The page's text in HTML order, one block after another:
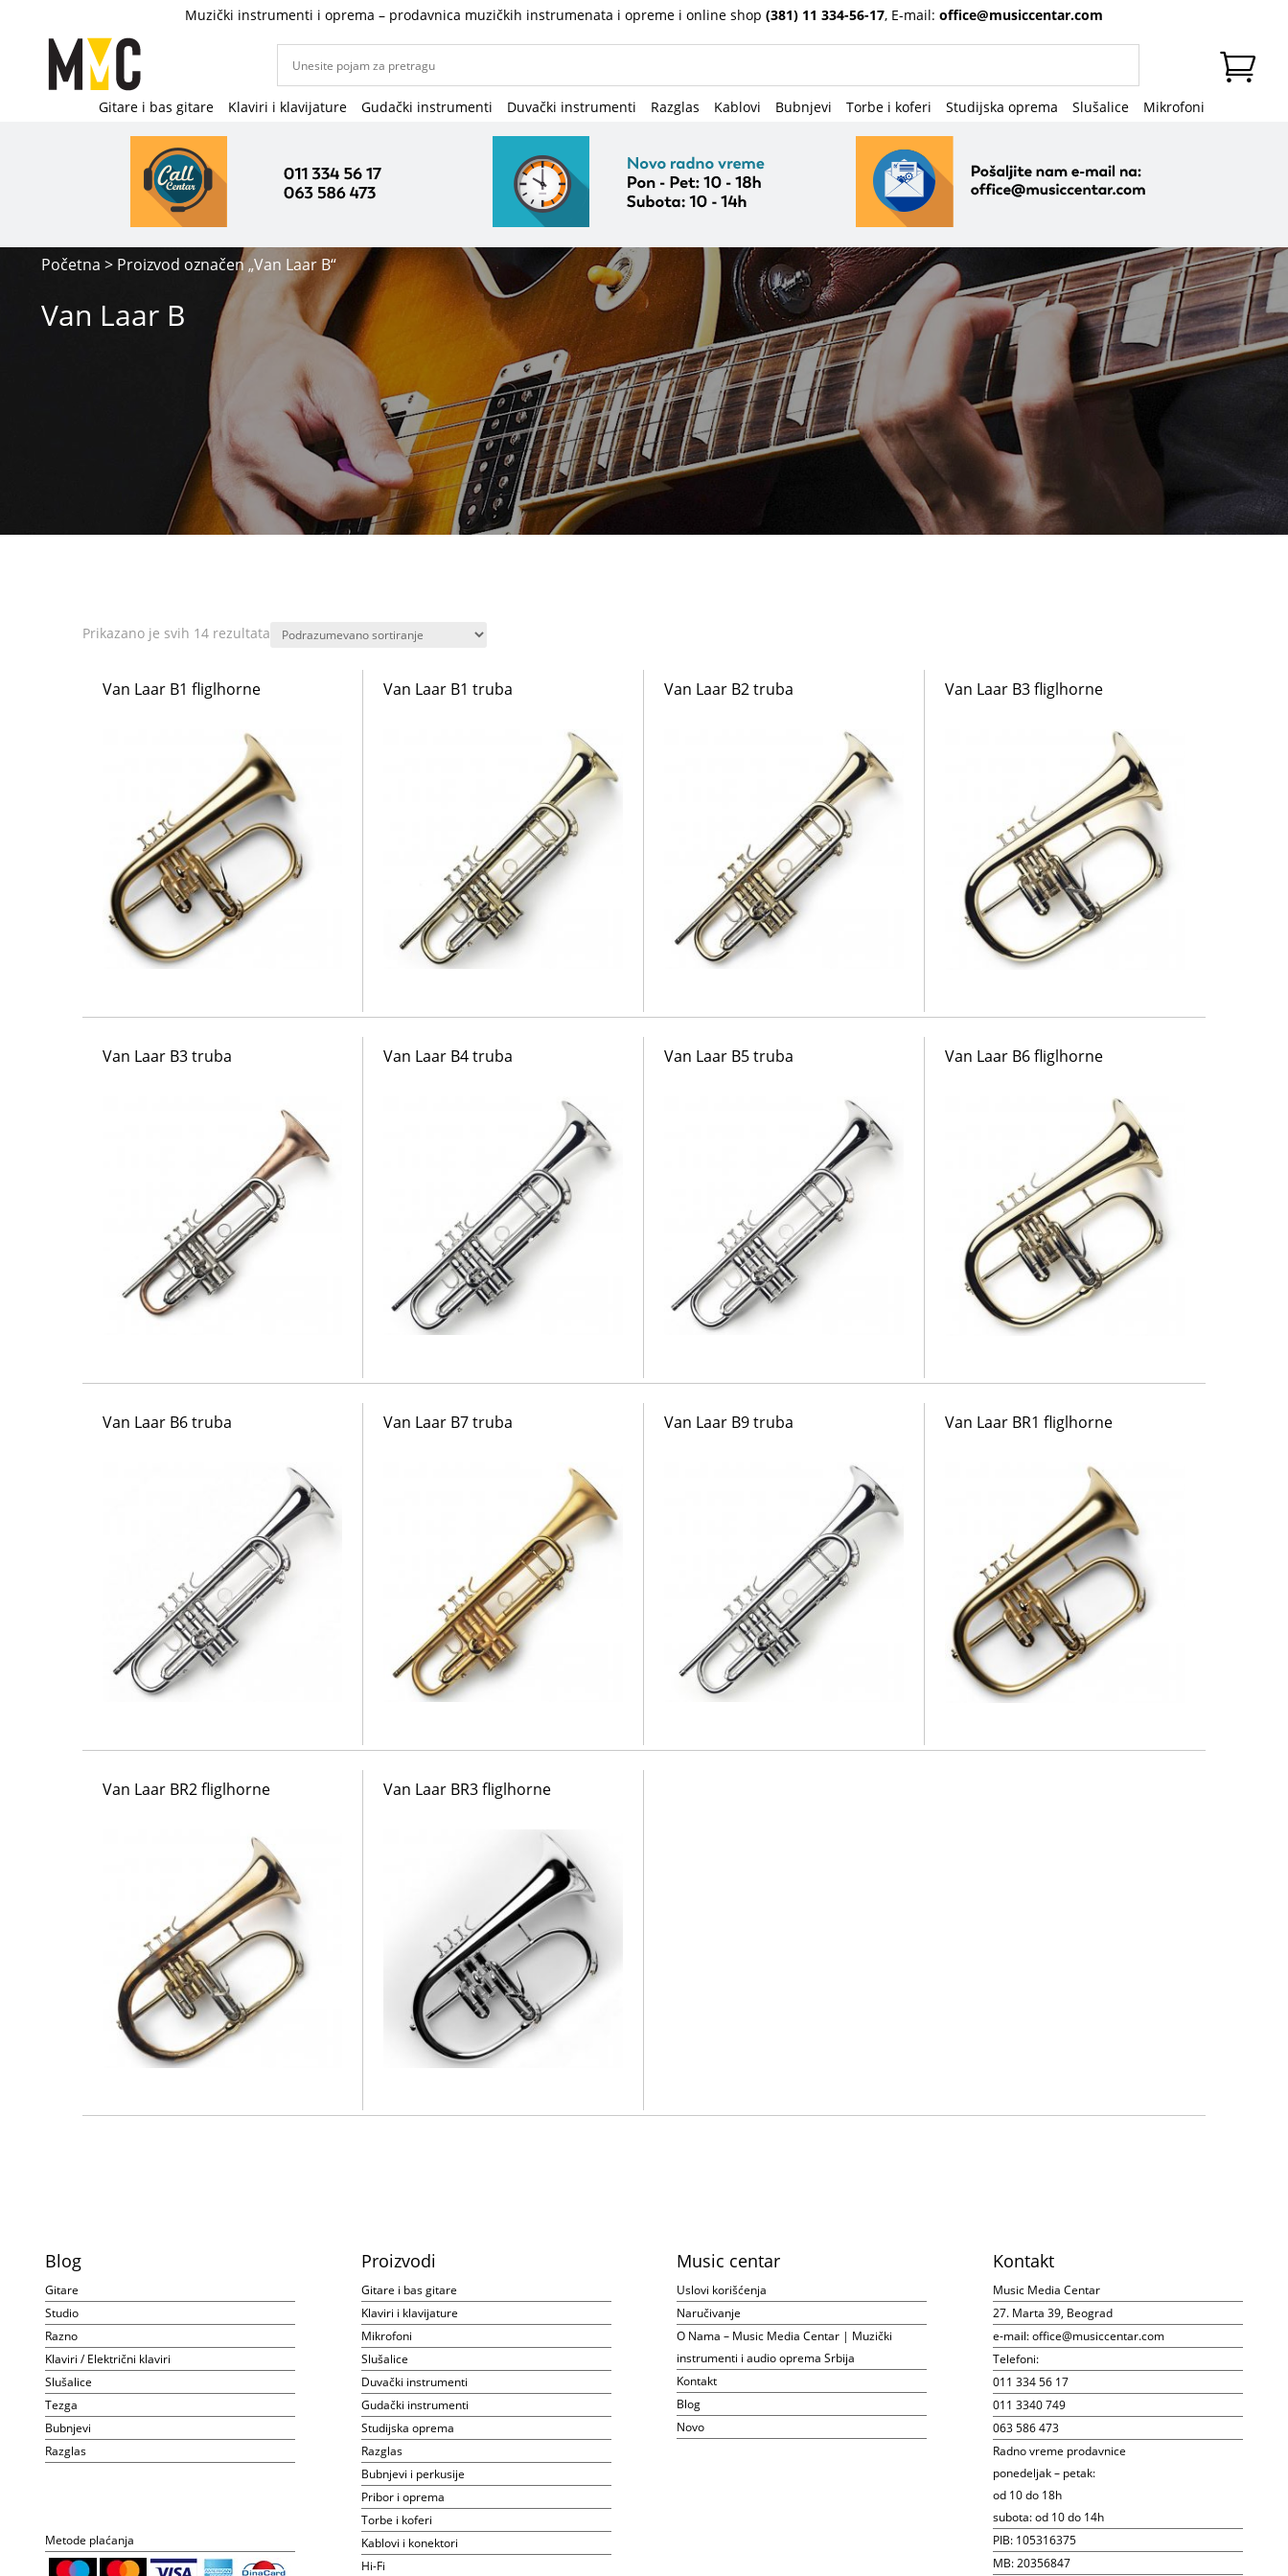
Muzički instrumenti i oprema – prodavnica muzičkih instrumenata i opreme i online shop (381) 11 334-56-17, E-mail: office@musiccentar.com
Gitare i bas gitare Klaviri i klavijature Gudački instrumenti Duvački instrumenti Razglas Kablovi Bubnjevi Torbe i koferi Studijska oprema Slušalice Mikrofoni
Početna > Proizvod označen „Van Laar B“
Van Laar B
Prikazano je svih 14 rezultata
Van Laar B1 fliglhorne Van Laar B1 truba Van Laar B2 truba Van Laar B3 fliglhorne
Van Laar B3 truba Van Laar B4 truba Van Laar B5 truba Van Laar B6 fliglhorne
Van Laar B6 truba Van Laar B7 truba Van Laar B9 truba Van Laar BR1 fliglhorne
Van Laar BR2 fliglhorne Van Laar BR3 fliglhorne
Blog
Gitare
Studio
Razno
Klaviri / Električni klaviri
Slušalice
Tezga
Bubnjevi
Razglas
Metode plaćanja
Proizvodi
Gitare i bas gitare
Klaviri i klavijature
Mikrofoni
Slušalice
Duvački instrumenti
Gudački instrumenti
Studijska oprema
Razglas
Bubnjevi i perkusije
Pribor i oprema
Torbe i koferi
Kablovi i konektori
Hi-Fi
Music centar
Uslovi korišćenja
Naručivanje
O Nama – Music Media Centar | Muzički
instrumenti i audio oprema Srbija
Kontakt
Blog
Novo
Kontakt
Music Media Centar
27. Marta 39, Beograd
e-mail:office@musiccentar.com
Telefoni:
011 334 56 17
011 3340 749
063 586 473
Radno vreme prodavnice
ponedeljak – petak:
od 10 do 18h
subota: od 10 do 14h
PIB: 105316375
MB: 20356847